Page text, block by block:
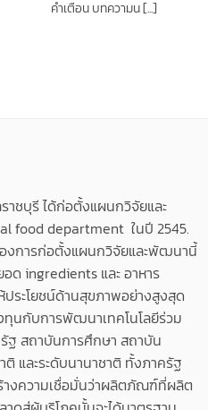
คำเตือน บทความน [...]
ชบุรี ได้ก่อตั้งแผนกวิจัยและ
food department ในปี 2545.
งการก่อตั้งแผนกวิจัยและพัฒนานี้
ด ingredients และ อาหาร
ระโยชน์ด้านสุขภาพอย่างสูงสุด
ทุนกับการพัฒนาเทคโนโลยีร่วม
ฐ สถาบันการศึกษา สถาบัน
ติ และระดับนานาชาติ ทั้งภาครัฐ
างความเชื่อมั่นว่าผลิตภัณฑ์ที่ผลิต